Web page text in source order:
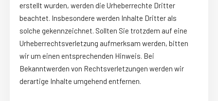
erstellt wurden, werden die Urheberrechte Dritter
beachtet. Insbesondere werden Inhalte Dritter als
solche gekennzeichnet. Sollten Sie trotzdem auf eine
Urheberrechtsverletzung aufmerksam werden, bitten
wir um einen entsprechenden Hinweis. Bei
Bekanntwerden von Rechtsverletzungen werden wir
derartige Inhalte umgehend entfernen.